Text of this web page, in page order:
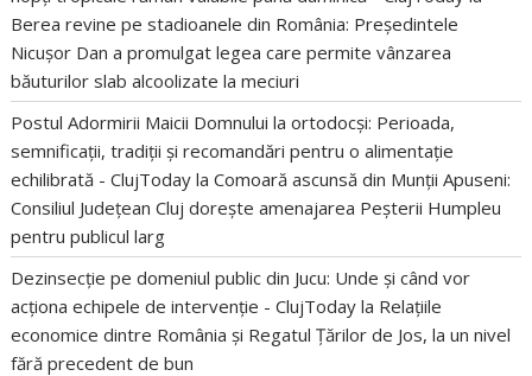
Berea revine pe stadioanele din România: Președintele
Nicușor Dan a promulgat legea care permite vânzarea
băuturilor slab alcoolizate la meciuri
Postul Adormirii Maicii Domnului la ortodocși: Perioada,
semnificații, tradiții și recomandări pentru o alimentație
echilibrată - ClujToday laComoară ascunsă din Munții Apuseni:
Consiliul Județean Cluj dorește amenajarea Peșterii Humpleu
pentru publicul larg
Dezinsecție pe domeniul public din Jucu: Unde și când vor
acționa echipele de intervenție - ClujToday la Relațiile
economice dintre România și Regatul Țărilor de Jos, la un nivel
fără precedent de bun